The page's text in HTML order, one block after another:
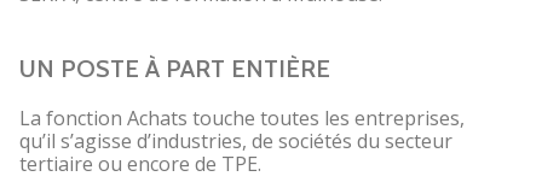
UN POSTE À PART ENTIÈRE
La fonction Achats touche toutes les entreprises,
qu’il s’agisse d’industries, de sociétés du secteur
tertiaire ou encore de TPE.